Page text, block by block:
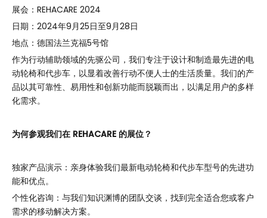
展会：REHACARE 2024
日期：2024年9月25日至9月28日
地点：德国法兰克福5号馆
作为行动辅助领域的先驱公司，我们专注于设计和制造最先进的电
动轮椅和代步车，以显着改善行动不便人士的生活质量。我们的产
品以其可靠性、易用性和创新功能而脱颖而出，以满足用户的多样
化需求。
为何参观我们在 REHACARE 的展位？
独家产品演示：亲身体验我们最新电动轮椅和代步车型号的先进功
能和优点。
个性化咨询：与我们知识渊博的团队交谈，找到完全适合您或客户
需求的移动解决方案。